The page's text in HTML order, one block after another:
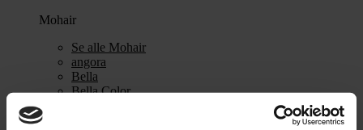
Mohair
Se alle Mohair
angora
Bella
Bella Color